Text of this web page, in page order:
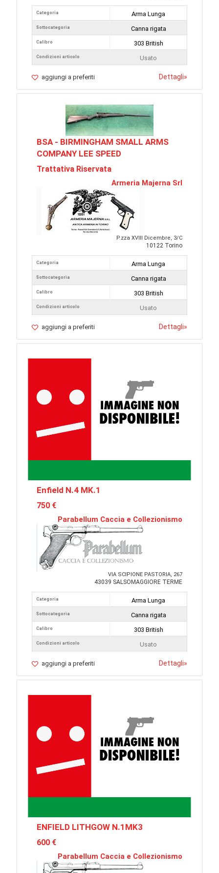
Categoria
Sottocategoria
Calibro
Condizioni articolo
Arma Lunga
Canna rigata
303 British
Usato
aggiungi a preferiti Dettagli»
BSA - BIRMINGHAM SMALL ARMS
COMPANY LEE SPEED
Trattativa Riservata
Armeria Majerna Srl
P.zza XVIII Dicembre, 3/C
10122 Torino
Categoria
Sottocategoria
Calibro
Condizioni articolo
Arma Lunga
Canna rigata
303 British
Usato
aggiungi a preferiti Dettagli»
Enfield N.4 MK.1
750 €
Parabellum Caccia e Collezionismo
VIA SCIPIONE PASTORIA, 267
43039 SALSOMAGGIORE TERME
Categoria
Sottocategoria
Calibro
Condizioni articolo
Arma Lunga
Canna rigata
303 British
Usato
aggiungi a preferiti Dettagli»
ENFIELD LITHGOW N.1MK3
600 €
Parabellum Caccia e Collezionismo